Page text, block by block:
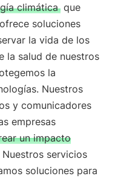
climática que
soluciones
la vida de los
la salud de nuestros
la
Nuestros
y comunicadores
empresas
un impacto
Nuestros servicios
soluciones para